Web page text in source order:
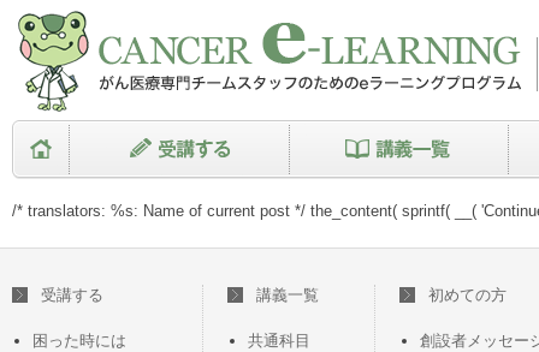
/* translators: %s: Name of current post */ the_content( sprintf( __(
受講する
困った時には
講義一覧
共通科目
初めての方
創設者メッセー